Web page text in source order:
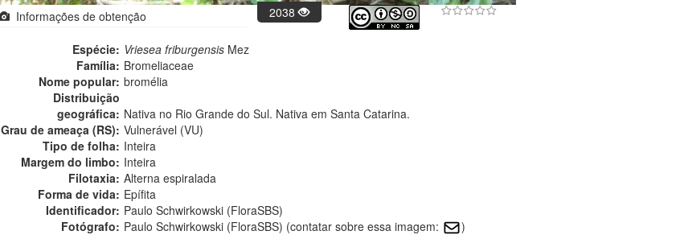
Informações de obtenção 2038
Espécie: Vriesea friburgensis Mez
Família: Bromeliaceae
Nome popular: bromélia
Distribuição
geográfica: Nativa no Rio Grande do Sul. Nativa em Santa Catarina.
Grau de ameaça (RS): Vulnerável (VU)
Tipo de folha: Inteira
Margem do limbo: Inteira
Filotaxia: Alterna espiralada
Forma de vida: Epífita
Identificador: Paulo Schwirkowski (FloraSBS)
Fotógrafo: Paulo Schwirkowski (FloraSBS) (contatar sobre essa imagem:
)